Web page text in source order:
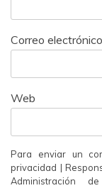
Correo electrónico
Web
Para enviar un
privacidad |
Administración